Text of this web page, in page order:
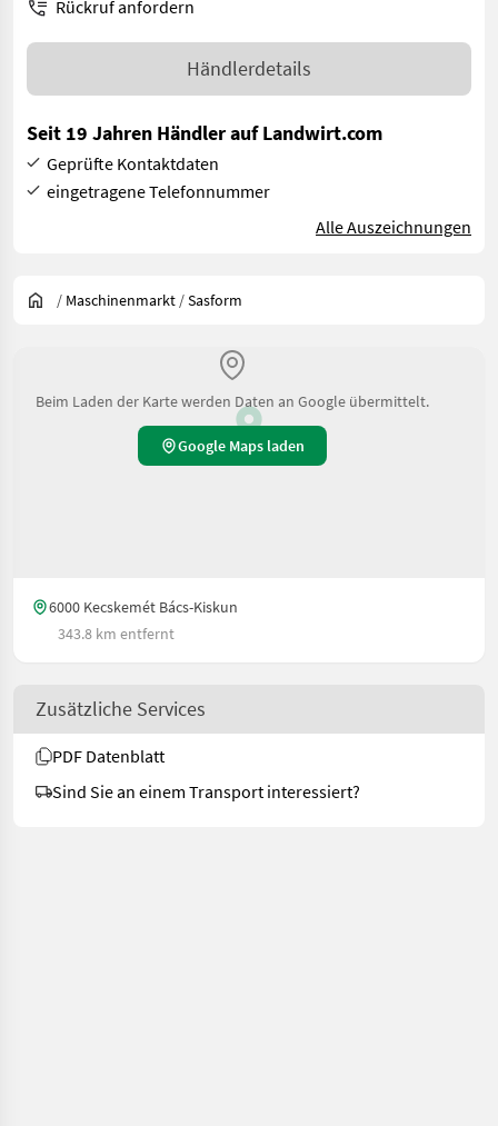
Rückruf anfordern
Händlerdetails
Seit 19 Jahren Händler auf Landwirt.com
Geprüfte Kontaktdaten
eingetragene Telefonnummer
Alle Auszeichnungen
/ Maschinenmarkt /Sasform
Beim Laden der Karte werden Daten an Google übermittelt.
Google Maps laden
6000 Kecskemét Bács-Kiskun
343.8 km entfernt
Zusätzliche Services
PDF Datenblatt
Sind Sie an einem Transport interessiert?